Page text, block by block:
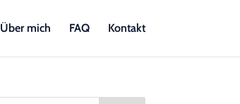
Über mich FAQ Kontakt